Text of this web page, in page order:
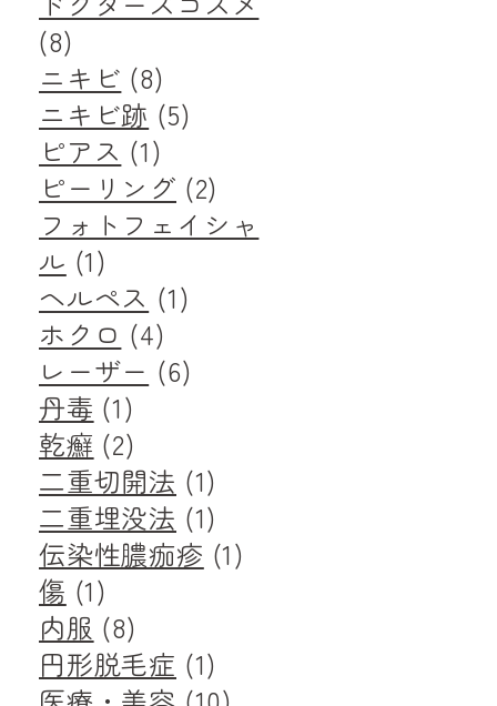
(8)
ニキビ (8)
ニキビ跡 (5)
ピアス (1)
ピーリング (2)
フォトフェイシャ
ル (1)
ヘルペス (1)
ホクロ (4)
レーザー (6)
丹毒 (1)
乾癬 (2)
二重切開法 (1)
二重埋没法 (1)
伝染性膿痂疹 (1)
傷 (1)
内服 (8)
円形脱毛症 (1)